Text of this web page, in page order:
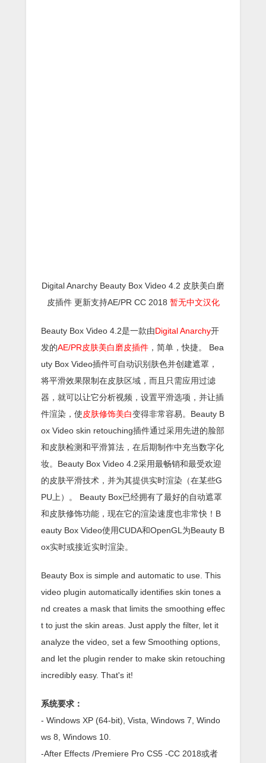
Digital Anarchy Beauty Box Video 4.2 皮肤美白磨
皮插件 更新支持AE/PR CC 2018 暂无中文汉化
Beauty Box Video 4.2是一款由Digital Anarchy开
发的AE/PR皮肤美白磨皮插件 ，简单，快捷。 Bea
uty Box Video插件可自动识别肤色并创建遮罩，
将平滑效果限制在皮肤区域，而且只需应用过滤
器，就可以让它分析视频，设置平滑选项，并让插
件渲染，使皮肤修饰美白变得非常容易。Beauty B
ox Video skin retouching插件通过采用先进的脸部
和皮肤检测和平滑算法，在后期制作中充当数字化
妆。Beauty Box Video 4.2采用最畅销和最受欢迎
的皮肤平滑技术，并为其提供实时渲染（在某些G
PU上）。 Beauty Box已经拥有了最好的自动遮罩
和皮肤修饰功能，现在它的渲染速度也非常快！B
eauty Box Video使用CUDA和OpenGL为Beauty B
ox实时或接近实时渲染。
Beauty Box is simple and automatic to use. This
video plugin automatically identifies skin tones a
nd creates a mask that limits the smoothing effec
t to just the skin areas. Just apply the filter, let it
analyze the video, set a few Smoothing options,
and let the plugin render to make skin retouching
incredibly easy. That's it!
系统要求：
- Windows XP (64-bit), Vista, Windows 7, Windo
ws 8, Windows 10.
-After Effects /Premiere Pro CS5 -CC 2018或者